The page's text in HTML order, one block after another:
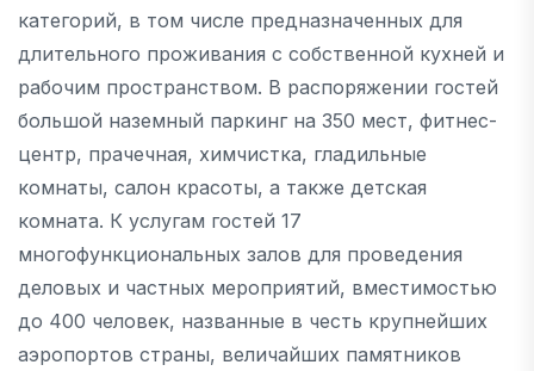
категорий, в том числе предназначенных для
длительного проживания с собственной кухней и
рабочим пространством. В распоряжении гостей
большой наземный паркинг на 350 мест, фитнес-
центр, прачечная, химчистка, гладильные
комнаты, салон красоты, а также детская
комната. К услугам гостей 17
многофункциональных залов для проведения
деловых и частных мероприятий, вместимостью
до 400 человек, названные в честь крупнейших
аэропортов страны, величайших памятников